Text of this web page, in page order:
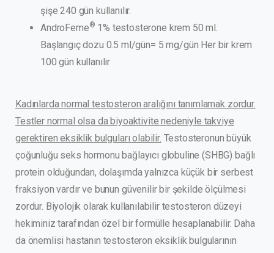
şişe 240 gün kullanılır.
AndroFeme® 1% testosterone krem 50 ml.
Başlangıç dozu 0.5 ml/gün= 5 mg/gün Her bir krem
100 gün kullanılır
Kadınlarda normal testosteron aralığını tanımlamak zordur.
Testler normal olsa da biyoaktivite nedeniyle takviye
gerektiren eksiklik bulguları olabilir. Testosteronun büyük
çoğunluğu seks hormonu bağlayıcı globuline (SHBG) bağlı
protein olduğundan, dolaşımda yalnızca küçük bir serbest
fraksiyon vardır ve bunun güvenilir bir şekilde ölçülmesi
zordur. Biyolojik olarak kullanılabilir testosteron düzeyi
hekiminiz tarafından özel bir formülle hesaplanabilir. Daha
da önemlisi hastanın testosteron eksiklik bulgularının